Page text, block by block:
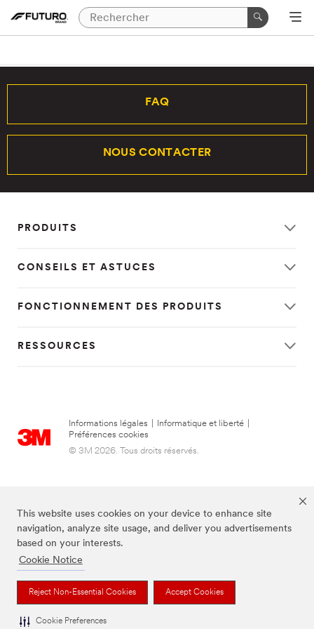
This website uses cookies on your device to enhance site
navigation, analyze site usage, and deliver you advertisements
based on your interests.
Cookie Notice
Reject Non-Essential Cookies Accept Cookies
Cookie Preferences
FAQ
NOUS CONTACTER
PRODUITS
CONSEILS ET ASTUCES
FONCTIONNEMENT DES PRODUITS
RESSOURCES
Informations légales Informatique et liberté
Préférences cookies
© 3M 2026. Tous droits réservés.
FUTURO est une marque de 3M.